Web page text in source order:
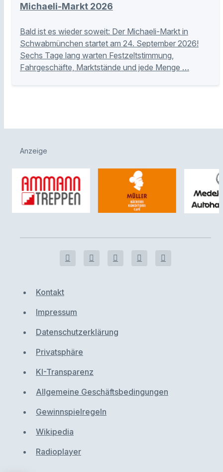
Michaeli-Markt 2026
Bald ist es wieder soweit: Der Michaeli-Markt in
Schwabmünchen startet am 24. September 2026!
Sechs Tage lang warten Festzeltstimmung,
Fahrgeschäfte, Marktstände und jede Menge …
Anzeige
Kontakt
Impressum
Datenschutzerklärung
Privatsphäre
KI-Transparenz
Allgemeine Geschäftsbedingungen
Gewinnspielregeln
Wikipedia
Radioplayer